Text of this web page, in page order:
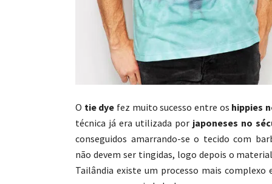
O tie dye fez muito sucesso entre os hippies
técnica já era utilizada por japoneses no
conseguidos amarrando-se o tecido com
não devem ser tingidas, logo depois o
Tailândia existe um processo mais complexo